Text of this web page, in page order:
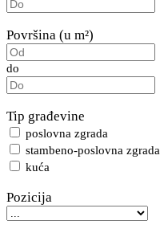
Površina (u m²)
do
Tip građevine
poslovna zgrada
stambeno-poslovna zgrada
kuća
Pozicija